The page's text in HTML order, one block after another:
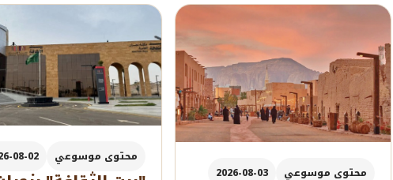
محتوى موسوعي 2026-08-03
محتوى موسوعي 08-02